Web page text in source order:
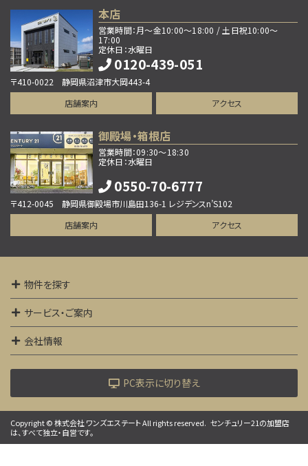
第10位
1,980万円
5ＬＤＫ
歩39分
函南町上沢中古戸建。 自然に囲まれた静かな、函南…
本店
営業時間：月～金10:00～18:00 / 土日祝10:00～
17:00
定休日：水曜日
0120-439-051
〒410-0022 静岡県沼津市大岡443-4
店舗案内
アクセス
御殿場・箱根店
営業時間：09:30～18:30
定休日：水曜日
0550-70-6777
〒412-0045 静岡県御殿場市川島田136-1 レジデンスn’S102
店舗案内
アクセス
物件を探す
サービス・ご案内
会社情報
PC表示に切り替え
Copyright © 株式会社 ワンズエステート All rights reserved. センチュリー21の加盟店
は、すべて独立・自営です。